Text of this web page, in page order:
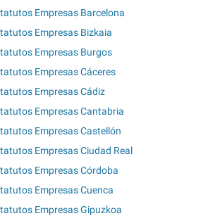
Empresas Barcelona
Empresas Bizkaia
Empresas Burgos
Empresas Cáceres
Empresas Cádiz
Empresas Cantabria
Empresas Castellón
Empresas Ciudad Real
Empresas Córdoba
Empresas Cuenca
Empresas Gipuzkoa